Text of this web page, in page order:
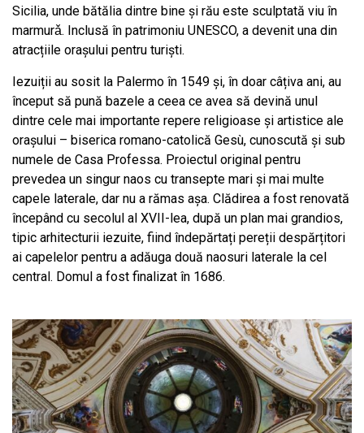
Sicilia, unde bătălia dintre bine și rău este sculptată viu în
marmurǎ. Inclusă în patrimoniu UNESCO, a devenit una din
atracțiile orașului pentru turiști.
Iezuiții au sosit la Palermo în 1549 și, în doar câțiva ani, au
început să pună bazele a ceea ce avea să devină unul
dintre cele mai importante repere religioase și artistice ale
orașului – biserica romano-catolică Gesù, cunoscută și sub
numele de Casa Professa. Proiectul original pentru
prevedea un singur naos cu transepte mari și mai multe
capele laterale, dar nu a rămas așa. Clădirea a fost renovată
începând cu secolul al XVII-lea, după un plan mai grandios,
tipic arhitecturii iezuite, fiind îndepărtați pereții despărțitori
ai capelelor pentru a adăuga două naosuri laterale la cel
central. Domul a fost finalizat în 1686.